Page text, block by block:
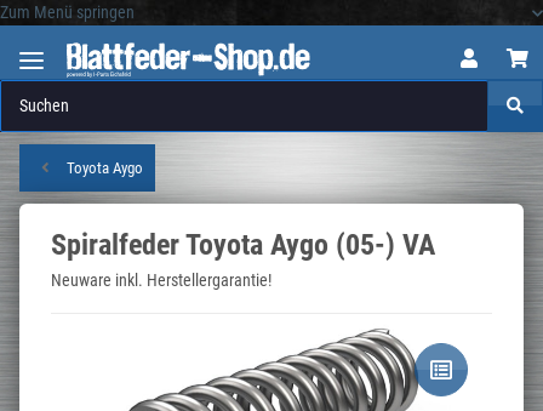
Zum Menü springen
Toyota Aygo
Spiralfeder Toyota Aygo (05-) VA
Neuware inkl. Herstellergarantie!